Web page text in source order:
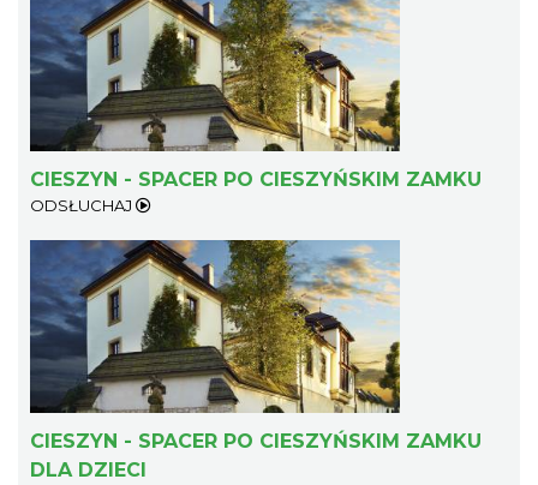
CIESZYN - SPACER PO CIESZYŃSKIM ZAMKU
ODSŁUCHAJ
CIESZYN - SPACER PO CIESZYŃSKIM ZAMKU
DLA DZIECI